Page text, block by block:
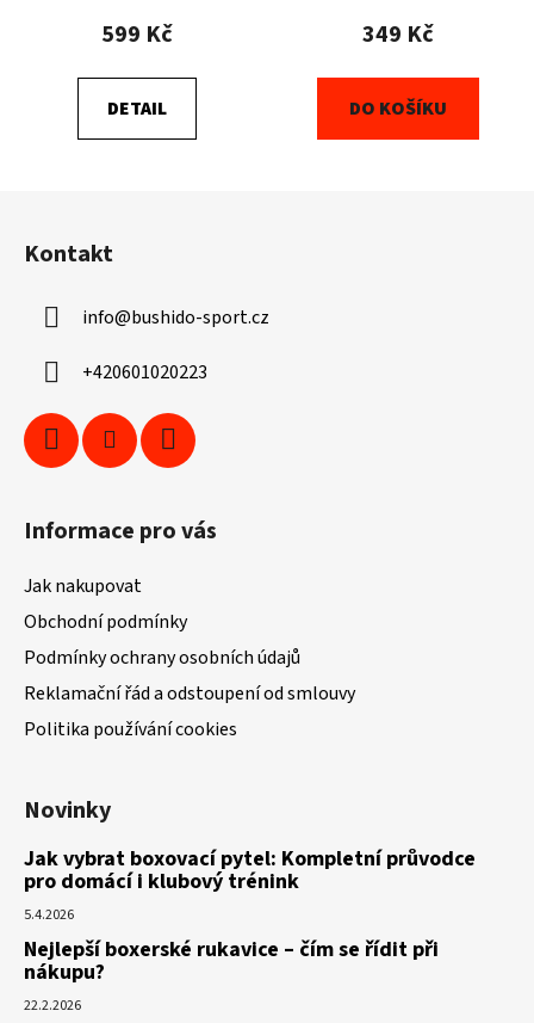
599 Kč
DETAIL
349 Kč
DO KOŠÍKU
Kontakt
info@bushido-sport.cz
+420601020223
Informace pro vás
Jak nakupovat
Obchodní podmínky
Podmínky ochrany osobních údajů
Reklamační řád a odstoupení od smlouvy
Politika používání cookies
Novinky
Jak vybrat boxovací pytel: Kompletní průvodce
pro domácí i klubový trénink
5.4.2026
Nejlepší boxerské rukavice – čím se řídit při
nákupu?
22.2.2026